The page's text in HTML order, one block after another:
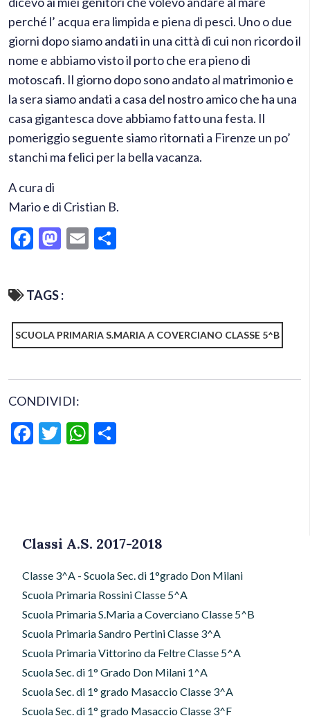
perché l’ acqua era limpida e piena di pesci. Uno o due
giorni dopo siamo andati in una città di cui non ricordo il
nome e abbiamo visto il porto che era pieno di
motoscafi. Il giorno dopo sono andato al matrimonio e
la sera siamo andati a casa del nostro amico che ha una
casa gigantesca dove abbiamo fatto una festa. Il
pomeriggio seguente siamo ritornati a Firenze un po’
stanchi ma felici per la bella vacanza.
A cura di
Mario e di Cristian B.
Facebook
Mastodon
Email
TAGS :
SCUOLA PRIMARIA S.MARIA A COVERCIANO CLASSE 5^B
CONDIVIDI:
Facebook
TwitterWhatsApp
Classi A.S. 2017-2018
Classe 3^A - Scuola Sec. di 1°grado Don Milani
Scuola Primaria Rossini Classe 5^A
Scuola Primaria S.Maria a Coverciano Classe 5^B
Scuola Primaria Sandro Pertini Classe 3^A
Scuola Primaria Vittorino da Feltre Classe 5^A
Scuola Sec. di 1° Grado Don Milani 1^A
Scuola Sec. di 1° grado Masaccio Classe 3^A
Scuola Sec. di 1° grado Masaccio Classe 3^F